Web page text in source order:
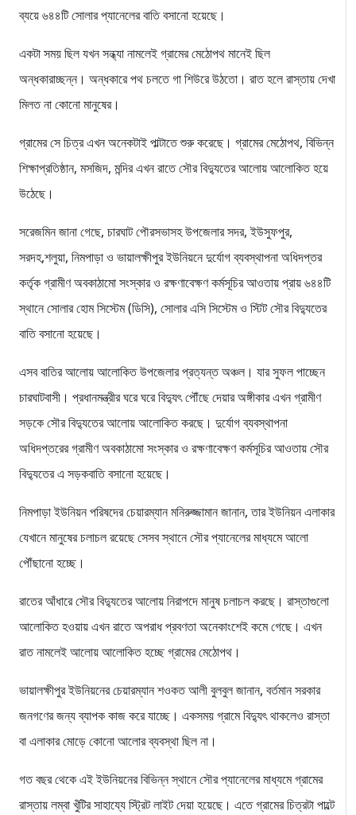
ব্যয়ে ৬৪৪টি সোলার প্যানেলের বাতি বসানো হয়েছে।
একটা সময় ছিল যখন সন্ধ্যা নামলেই গ্রামের মেঠোপথ মানেই ছিল
অন্ধকারাচ্ছন্ন। অন্ধকারে পথ চলতে গা শিউরে উঠতো। রাত হলে রাস্তায় দেখা
মিলত না কোনো মানুষের।
গ্রামের সে চিত্র এখন অনেকটাই পাল্টাতে শুরু করেছে। গ্রামের মেঠোপথ, বিভিন্ন
শিক্ষাপ্রতিষ্ঠান, মসজিদ, মন্দির এখন রাতে সৌর বিদ্যুতের আলোয় আলোকিত হয়ে
উঠেছে।
সরেজমিন জানা গেছে, চারঘাট পৌরসভাসহ উপজেলার সদর, ইউসুফপুর,
সরদহ,শলুয়া, নিমপাড়া ও ভায়ালক্ষীপুর ইউনিয়নে দুর্যোগ ব্যবস্থাপনা অধিদপ্তর
কর্তৃক গ্রামীণ অবকাঠামো সংস্কার ও রক্ষণাবেক্ষণ কর্মসূচির আওতায় প্রায় ৬৪৪টি
স্থানে সোলার হোম সিস্টেম (ডিসি), সোলার এসি সিস্টেম ও স্টিট সৌর বিদ্যুতের
বাতি বসানো হয়েছে।
এসব বাতির আলোয় আলোকিত উপজেলার প্রত্যন্ত অঞ্চল। যার সুফল পাচ্ছেন
চারঘাটবাসী। প্রধানমন্ত্রীর ঘরে ঘরে বিদ্যুৎ পৌঁছে দেয়ার অঙ্গীকার এখন গ্রামীণ
সড়কে সৌর বিদ্যুতের আলোয় আলোকিত করছে। দুর্যোগ ব্যবস্থাপনা
অধিদপ্তরের গ্রামীণ অবকাঠামো সংস্কার ও রক্ষণাবেক্ষণ কর্মসূচির আওতায় সৌর
বিদ্যুতের এ সড়কবাতি বসানো হয়েছে।
নিমপাড়া ইউনিয়ন পরিষদের চেয়ারম্যান মনিরুজ্জামান জানান, তার ইউনিয়ন এলাকার
যেখানে মানুষের চলাচল রয়েছে সেসব স্থানে সৌর প্যানেলের মাধ্যমে আলো
পৌঁছানো হচ্ছে।
রাতের আঁধারে সৌর বিদ্যুতের আলোয় নিরাপদে মানুষ চলাচল করছে। রাস্তাগুলো
আলোকিত হওয়ায় এখন রাতে অপরাধ প্রবণতা অনেকাংশেই কমে গেছে। এখন
রাত নামলেই আলোয় আলোকিত হচ্ছে গ্রামের মেঠোপথ।
ভায়ালক্ষীপুর ইউনিয়নের চেয়ারম্যান শওকত আলী বুলবুল জানান, বর্তমান সরকার
জনগণের জন্য ব্যাপক কাজ করে যাচ্ছে। একসময় গ্রামে বিদ্যুৎ থাকলেও রাস্তা
বা এলাকার মোড়ে কোনো আলোর ব্যবস্থা ছিল না।
গত বছর থেকে এই ইউনিয়নের বিভিন্ন স্থানে সৌর প্যানেলের মাধ্যমে গ্রামের
রাস্তায় লম্বা খুঁটির সাহায্যে স্ট্রিট লাইট দেয়া হয়েছে। এতে গ্রামের চিত্রটা পাল্টে